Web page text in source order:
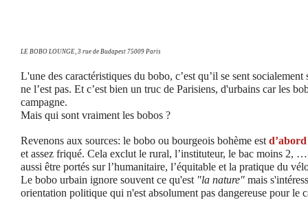
LE BOBO LOUNGE, 3 rue de Budapest 75009 Paris
L'une des caractéristiques du bobo, c’est qu’il se sent
ne l’est pas. Et c’est bien un truc de Parisiens, d'urbains car les
campagne.
Mais qui sont vraiment les bobos ?
Revenons aux sources: le bobo ou bourgeois bohème est
et assez friqué. Cela exclut le rural, l’instituteur, le bac moins 2,
aussi être portés sur l’humanitaire, l’équitable et la pratique du
Le bobo urbain ignore souvent ce qu'est "la nature" mais
orientation politique qui n'est absolument pas dangereuse pour le